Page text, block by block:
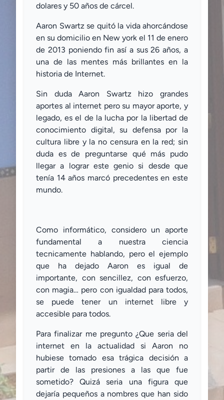
dolares y 50 años de cárcel.
Aaron Swartz se quitó la vida ahorcándose
en su domicilio en New york el 11 de enero
de 2013 poniendo fin así a sus 26 años, a
una de las mentes más brillantes en la
historia de Internet.
Sin duda Aaron Swartz hizo grandes
aportes al internet pero su mayor aporte, y
legado, es el de la lucha por la libertad de
conocimiento digital, su defensa por la
cultura libre y la no censura en la red; sin
duda es de preguntarse qué más pudo
llegar a lograr este genio si desde que
tenía 14 años marcó precedentes en este
mundo.
Como informático, considero un aporte
fundamental a nuestra ciencia
tecnicamente hablando, pero el ejemplo
que ha dejado Aaron es igual de
importante, con sencillez, con esfuerzo,
con magia… pero con igualdad para todos,
se puede tener un internet libre y
accesible para todos.
Para finalizar me pregunto ¿Que seria del
internet en la actualidad si Aaron no
hubiese tomado esa trágica decisión a
partir de las presiones a las que fue
sometido? Quizá seria una figura que
dejaría pequeños a nombres que han sido